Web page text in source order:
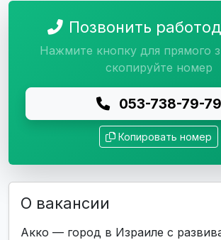
Позвонить
Нажмите кнопку для прямого
скопируйте номер
053-738-79-79
Копировать номер
О вакансии
Акко — город в Израиле с